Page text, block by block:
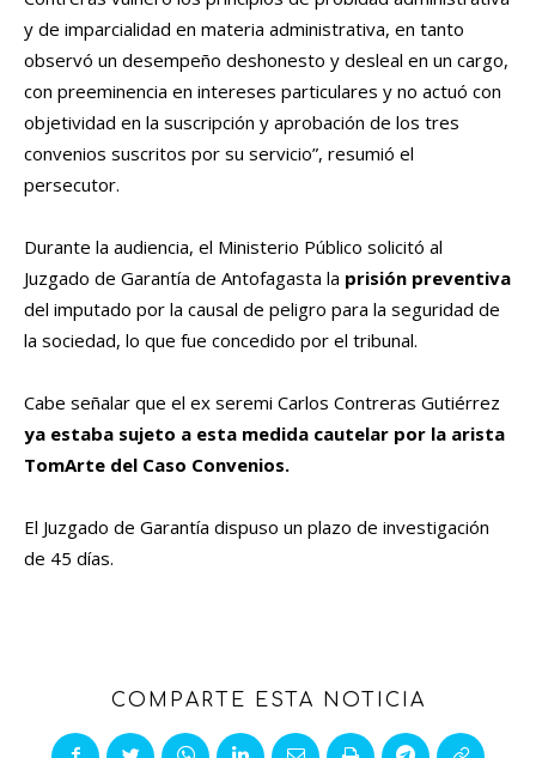
y de imparcialidad en materia administrativa, en tanto
observó un desempeño deshonesto y desleal en un cargo,
con preeminencia en intereses particulares y no actuó con
objetividad en la suscripción y aprobación de los tres
convenios suscritos por su servicio”, resumió el
persecutor.
Durante la audiencia, el Ministerio Público solicitó al
Juzgado de Garantía de Antofagasta la prisión preventiva
del imputado por la causal de peligro para la seguridad de
la sociedad, lo que fue concedido por el tribunal.
Cabe señalar que el ex seremi Carlos Contreras Gutiérrez
ya estaba sujeto a esta medida cautelar por la arista
TomArte del Caso Convenios.
El Juzgado de Garantía dispuso un plazo de investigación
de 45 días.
COMPARTE ESTA NOTICIA